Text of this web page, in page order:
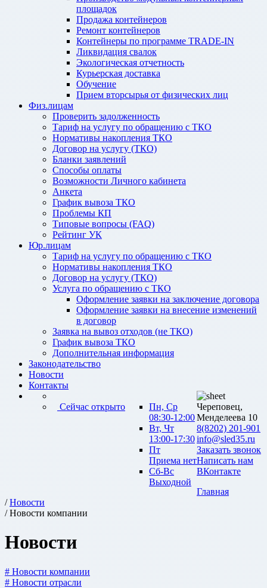
площадок
Продажа контейнеров
Ремонт контейнеров
Контейнеры по программе TRADE-IN
Ликвидация свалок
Экологическая отчетность
Курьерская доставка
Обучение
Прием вторсырья от физических лиц
Физ.лицам
Проверить задолженность
Тариф на услугу по обращению с ТКО
Нормативы накопления ТКО
Договор на услугу (ТКО)
Бланки заявлений
Способы оплаты
Возможности Личного кабинета
Анкета
График вывоза ТКО
Проблемы КП
Типовые вопросы (FAQ)
Рейтинг УК
Юр.лицам
Тариф на услугу по обращению с ТКО
Нормативы накопления ТКО
Договор на услугу (ТКО)
Услуга по обращению с ТКО
Оформление заявки на заключение договора
Оформление заявки на внесение изменений
в договор
Заявка на вывоз отходов (не ТКО)
График вывоза ТКО
Дополнительная информация
Законодательство
Новости
Контакты
Сейчас открыто
Пн, Ср
08:30-12:00
Вт, Чт
13:00-17:30
Пт
Приема нет
Сб-Вс
Выходной
Череповец,
Менделеева 10
8(8202) 201-901
info@sled35.ru
Заказать звонок
Написать нам
ВКонтакте
Главная
/Новости
/ Новости компании
Новости
# Новости компании
# Новости отрасли